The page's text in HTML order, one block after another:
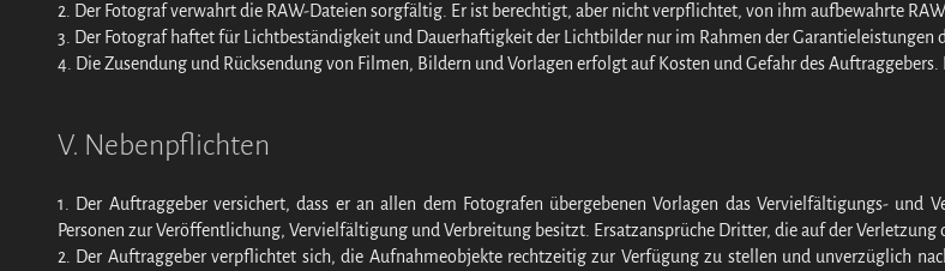
2. Der Fotograf verwahrt die RAW-Dateien sorgfältig. Er ist berechtigt, aber nicht verpflichtet, von ihm aufbewahrte
3. Der Fotograf haftet für Lichtbeständigkeit und Dauerhaftigkeit der Lichtbilder nur im Rahmen der Garantieleistungen
4. Die Zusendung und Rücksendung von Filmen, Bildern und Vorlagen erfolgt auf Kosten und Gefahr des
V. Nebenpflichten
1. Der Auftraggeber versichert, dass er an allen dem Fotografen übergebenen Vorlagen das Vervielfältigungs- und
Personen zur Veröffentlichung, Vervielfältigung und Verbreitung besitzt. Ersatzansprüche Dritter, die auf der
2. Der Auftraggeber verpflichtet sich, die Aufnahmeobjekte rechtzeitig zur Verfügung zu stellen und unverzüglich